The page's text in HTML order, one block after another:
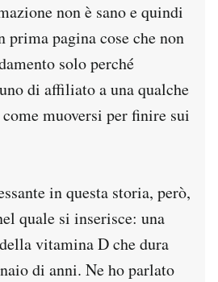
non è sano e quindi
prima pagina cose che non
solo perché
di affiliato a una qualche
muoversi per finire sui
in questa storia, però,
quale si inserisce: una
vitamina D che dura
di anni. Ne ho parlato